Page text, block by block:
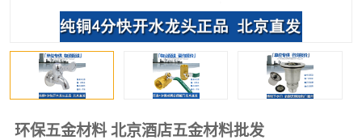
环保五金材料 北京酒店五金材料批发